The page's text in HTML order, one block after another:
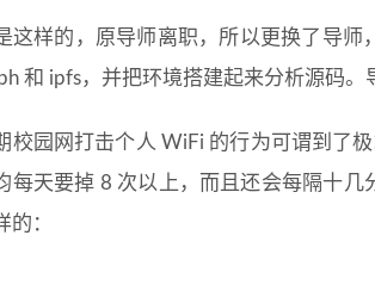
这样的，原导师离职，所以更换了导
和 ipfs，并把环境搭建起来分析源码
校园网打击个人 WiFi 的行为可谓到了
每天要掉 8 次以上，而且还会每隔十
的：